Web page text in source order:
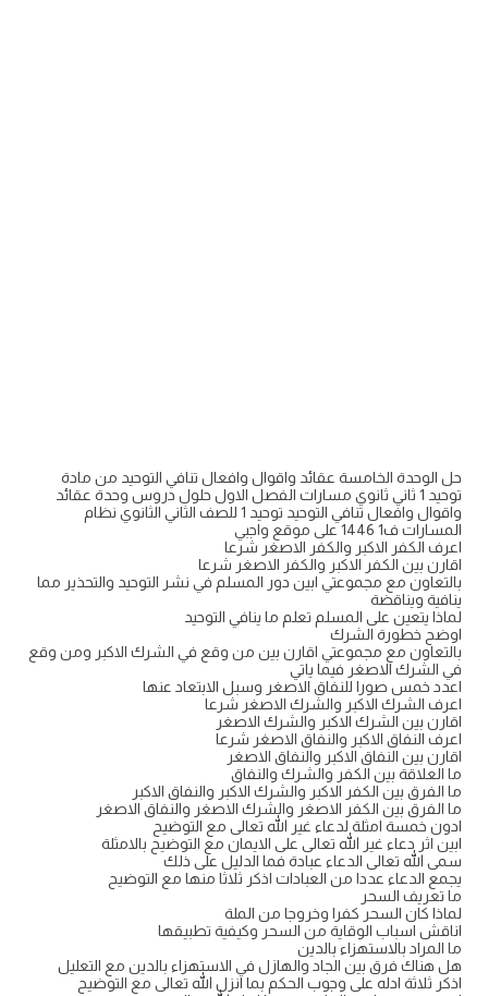
حل الوحدة الخامسة عقائد واقوال وافعال تنافي التوحيد من مادة
توحيد 1 ثاني ثانوي مسارات الفصل الاول حلول دروس وحدة عقائد
واقوال وافعال تنافي التوحيد توحيد 1 للصف الثاني الثانوي نظام
المسارات ف1 1446 على موقع واجبي
اعرف الكفر الاكبر والكفر الاصغر شرعا
اقارن بين الكفر الاكبر والكفر الاصغر شرعا
بالتعاون مع مجموعتي ابين دور المسلم في نشر التوحيد والتحذير مما
ينافية ويناقضة
لماذا يتعين على المسلم تعلم ما ينافي التوحيد
اوضح خطورة الشرك
بالتعاون مع مجموعتي اقارن بين من وقع في الشرك الاكبر ومن وقع
في الشرك الاصغر فيما ياتي
اعدد خمس صورا للنفاق الاصغر وسبل الابتعاد عنها
اعرف الشرك الاكبر والشرك الاصغر شرعا
اقارن بين الشرك الاكبر والشرك الاصغر
اعرف النفاق الاكبر والنفاق الاصغر شرعا
اقارن بين النفاق الاكبر والنفاق الاصغر
ما العلاقة بين الكفر والشرك والنفاق
ما الفرق بين الكفر الاكبر والشرك الاكبر والنفاق الاكبر
ما الفرق بين الكفر الاصغر والشرك الاصغر والنفاق الاصغر
ادون خمسة امثلة لدعاء غير الله تعالى مع التوضيح
ابين اثر دعاء غير الله تعالى على الايمان مع التوضيح بالامثلة
سمى الله تعالى الدعاء عبادة فما الدليل على ذلك
يجمع الدعاء عددا من العبادات اذكر ثلاثا منها مع التوضيح
ما تعريف السحر
لماذا كان السحر كفرا وخروجا من الملة
اناقش اسباب الوقاية من السحر وكيفية تطبيقها
ما المراد بالاستهزاء بالدين
هل هناك فرق بين الجاد والهازل في الاستهزاء بالدين مع التعليل
اذكر ثلاثة ادله على وجوب الحكم بما انزل الله تعالى مع التوضيح